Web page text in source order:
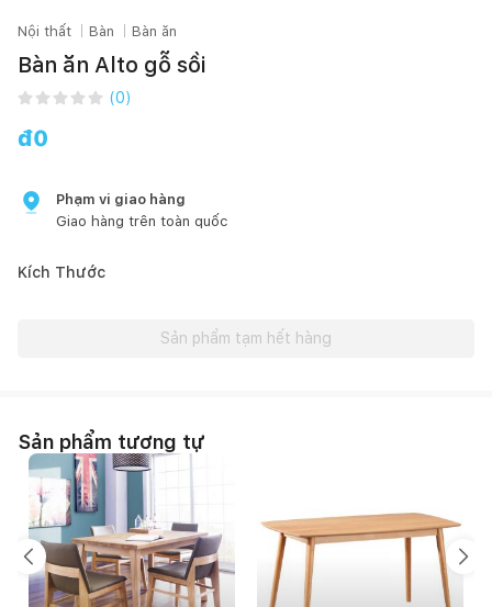
Nội thất Bàn Bàn ăn
Bàn ăn Alto gỗ sồi
(0)
đ0
Phạm vi giao hàng
Giao hàng trên toàn quốc
Kích Thước
Sản phẩm tạm hết hàng
Sản phẩm tương tự